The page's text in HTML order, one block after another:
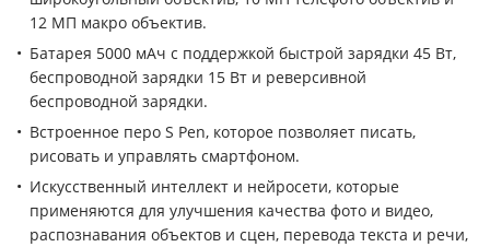
12 МП макро объектив.
Батарея 5000 мАч с поддержкой быстрой зарядки 45 Вт,
беспроводной зарядки 15 Вт и реверсивной
беспроводной зарядки.
Встроенное перо S Pen, которое позволяет писать,
рисовать и управлять смартфоном.
Искусственный интеллект и нейросети, которые
применяются для улучшения качества фото и видео,
распознавания объектов и сцен, перевода текста и речи,